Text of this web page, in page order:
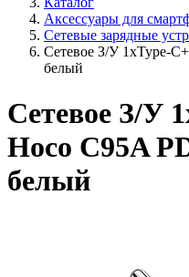
Аксессуары для
Сетевые зарядные
Сетевое З/У 1xType-
белый
Сетевое З/У
Hoco C95A
белый